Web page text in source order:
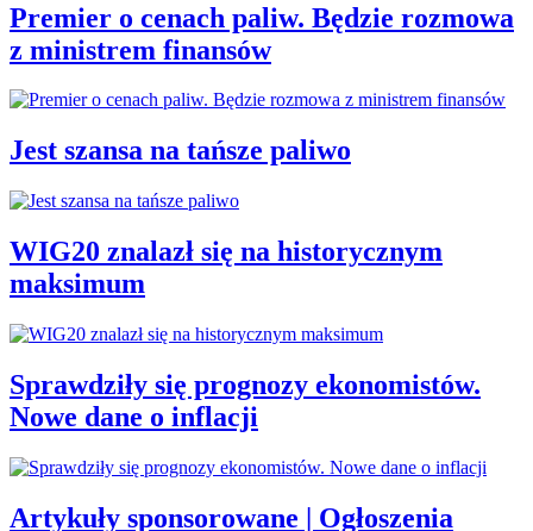
Premier o cenach paliw. Będzie rozmowa
z ministrem finansów
Jest szansa na tańsze paliwo
WIG20 znalazł się na historycznym
maksimum
Sprawdziły się prognozy ekonomistów.
Nowe dane o inflacji
Artykuły sponsorowane | Ogłoszenia